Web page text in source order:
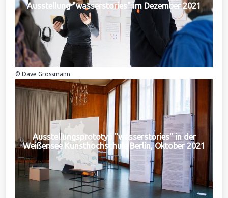
Ausstellung "wasserstories" im Dezember 2021
© Dave Grossmann
Ausstellungsprototyp "wasserstories" in der
Weißensee Kunsthochschule Berlin, Oktober 2021